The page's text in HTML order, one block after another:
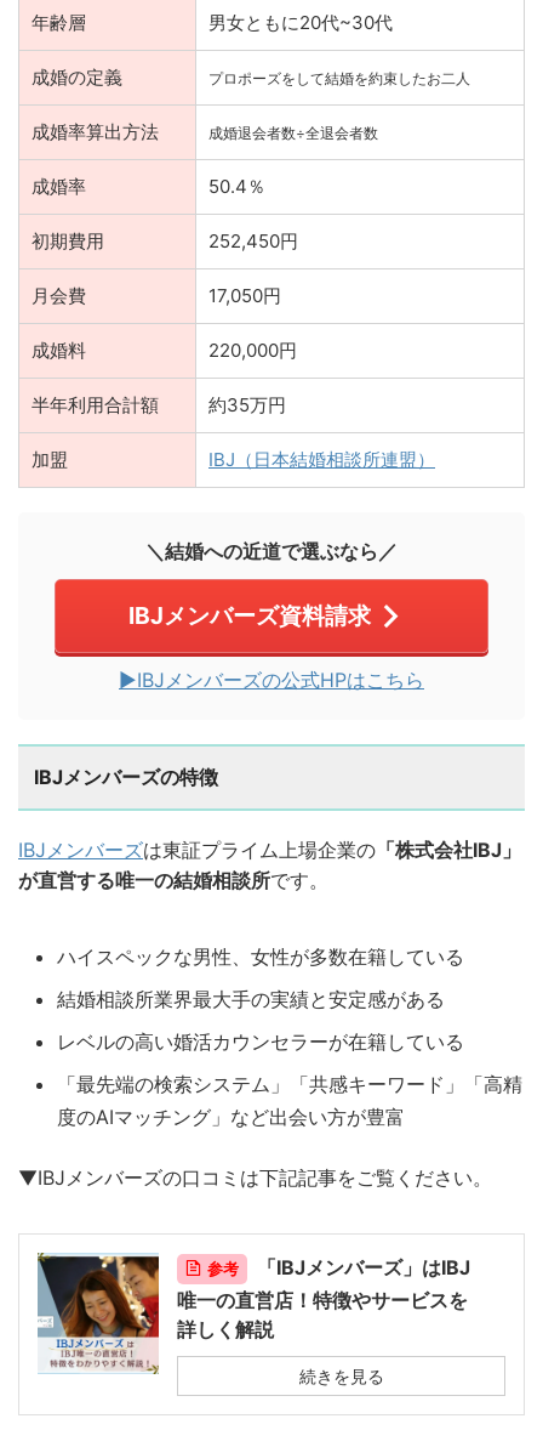
年齢層 男女ともに20代~30代
成婚の定義 プロポーズをして結婚を約束したお二人
成婚率算出方法 成婚退会者数÷全退会者数
成婚率 50.4％
初期費用 252,450円
月会費 17,050円
成婚料 220,000円
半年利用合計額 約35万円
加盟 IBJ（日本結婚相談所連盟）
＼結婚への近道で選ぶなら／
IBJメンバーズ資料請求
▶︎IBJメンバーズの公式HPはこちら
IBJメンバーズの特徴
IBJメンバーズは東証プライム上場企業の 「株式会社IBJ」
が直営する唯一の結婚相談所です。
ハイスペックな男性、女性が多数在籍している
結婚相談所業界最大手の実績と安定感がある
レベルの高い婚活カウンセラーが在籍している
「最先端の検索システム」「共感キーワード」「高精
度のAIマッチング」など出会い方が豊富
▼IBJメンバーズの口コミは下記記事をご覧ください。
参考
「IBJメンバーズ」はIBJ
唯一の直営店！特徴やサービスを
詳しく解説
続きを見る